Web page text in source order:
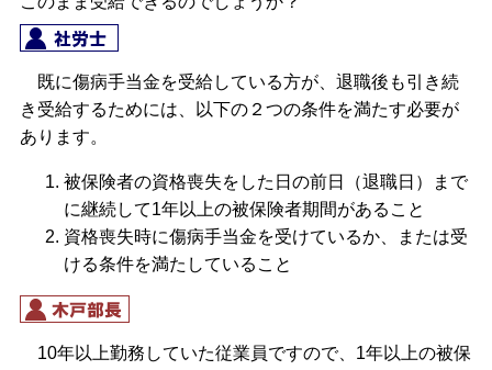
既に傷病手当金を受給している方が、退職後も引き続
き受給するためには、以下の２つの条件を満たす必要が
あります。
被保険者の資格喪失をした日の前日（退職日）まで
に継続して1年以上の被保険者期間があること
資格喪失時に傷病手当金を受けているか、または受
ける条件を満たしていること
10年以上勤務していた従業員ですので、1年以上の被保